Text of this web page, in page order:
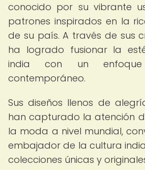
conocido por su vibrante
patrones inspirados en la
de su país. A través de sus
ha logrado fusionar la
india con un
contemporáneo.
Sus diseños llenos de
han capturado la atención
la moda a nivel mundial,
embajador de la cultura
colecciones únicas y